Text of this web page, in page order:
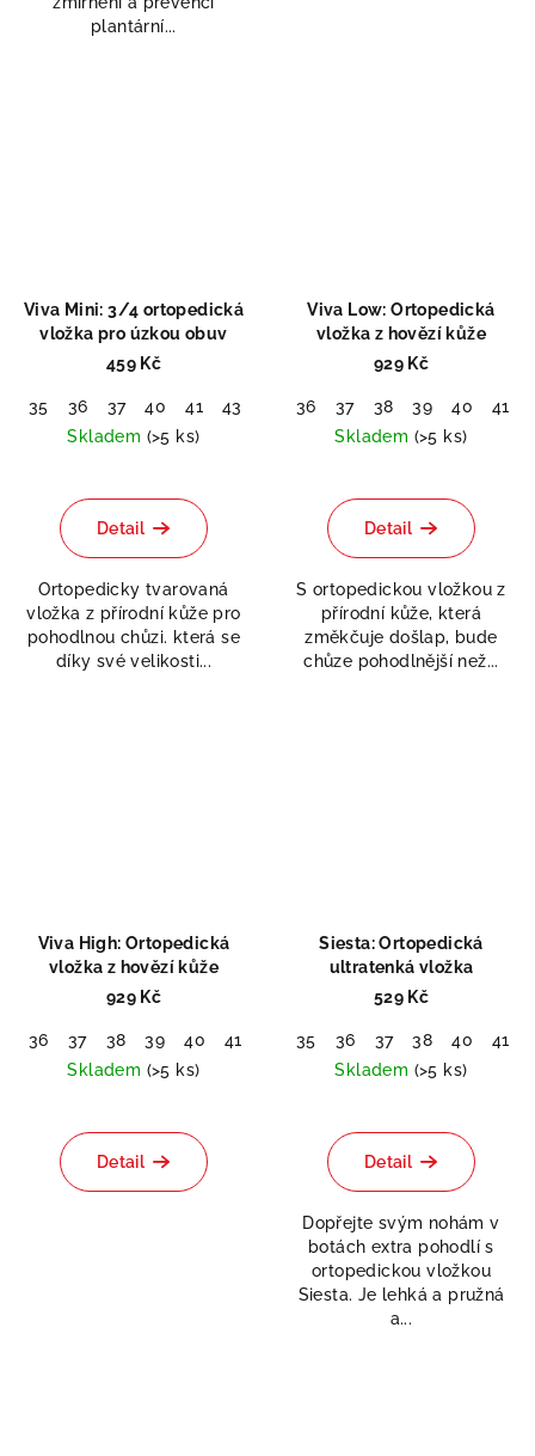
plantární...
Viva Mini: 3/4 ortopedická
vložka pro úzkou obuv
459 Kč
35 36 37 40 41 43 45
46
Skladem (>5 ks)
hodnocení
produktu
z
5
hvězdiček.
Detail
Ortopedicky tvarovaná
vložka z přírodní kůže pro
pohodlnou chůzi. která se
díky své velikosti...
Viva Low: Ortopedická
vložka z hovězí kůže
929 Kč
36 37 38 39 40 41
Skladem (>5 ks)
hodnocení
produktu
z
5
hvězdiček.
Detail
S ortopedickou vložkou z
přírodní kůže, která
změkčuje došlap, bude
chůze pohodlnější než...
Viva High: Ortopedická
vložka z hovězí kůže
929 Kč
36 37 38 39 40 41 43 44 45
46
Skladem (>5 ks)
Detail
Siesta: Ortopedická
ultratenká vložka
529 Kč
35 36 37 38 40 41
Skladem (>5 ks)
hodnocení
produktu
z
5
hvězdiček.
Detail
Dopřejte svým nohám v
botách extra pohodlí s
ortopedickou vložkou
Siesta. Je lehká a pružná
a...